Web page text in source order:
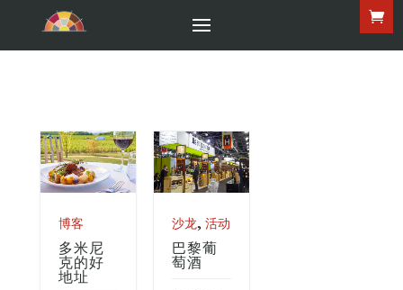
博客
多米尼
克的好
地址
沙龙, 活动
巴黎葡
萄酒